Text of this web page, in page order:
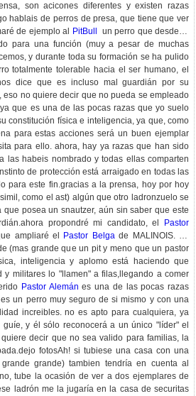
son acicones diferentes y existen razas
hablais de perros de presa, que tiene que ver
de ejemplo al
PitBull
un perro que desde el
para una función (muy a pesar de muchas
y durante toda su formación se ha pulido
totalmente tolerable hacia el ser humano, el
dice que es incluso mal guardián por su
eso no quiere decir que no pueda se empleado
que es una de las pocas razas que yo suelo
constitución física e inteligencia, ya que, como
para estas acciones será un buen ejemplar
para ello. ahora, hay ya razas que han sido
las habeis nombrado y todas ellas comparten
de protección está arraigado en todas las
para este fin.gracias a la prensa, hoy por hoy
como el ast) algún que otro ladronzuelo se
que posea un snautzer, aún sin saber que este
propondré mi candidato, el
Pastor
ampliaré el Pastor Belgade MALINOIS. un
(mas grande que un pit y meno que un pastor
inteligencia y aplomo está haciendo que
y militares lo "llamen" a filas,llegando a comer
Pastor Alemán es una de las pocas razas
un perro muy seguro de si mismo y con una
increibles. no es apto para cualquiera, ya
y él sólo reconocerá a un único "líder" el
decir que no sea valido para familias, la
fotosAh! si tubiese una casa con una
grande) tambien tendría en cuenta al
tube la ocasión de ver a dos ejemplares de
ladrón me la jugaría en la casa de securitas